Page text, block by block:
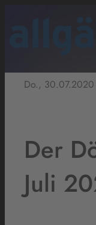
Do., 30.07.2020
Der
Juli